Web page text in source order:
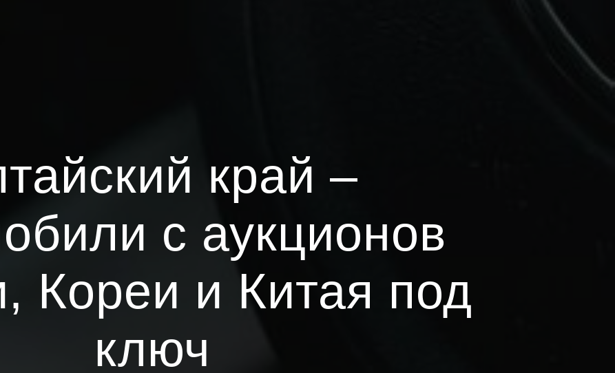
край –
с аукционов
Кореи и Китая под
ключ